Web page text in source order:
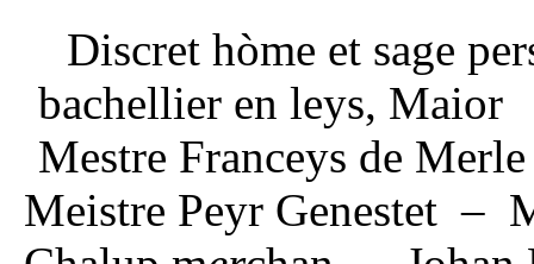
Discret hòme et sage
bachellier en leys, Maior
Mestre Franceys de
Meistre Peyr Genestet –